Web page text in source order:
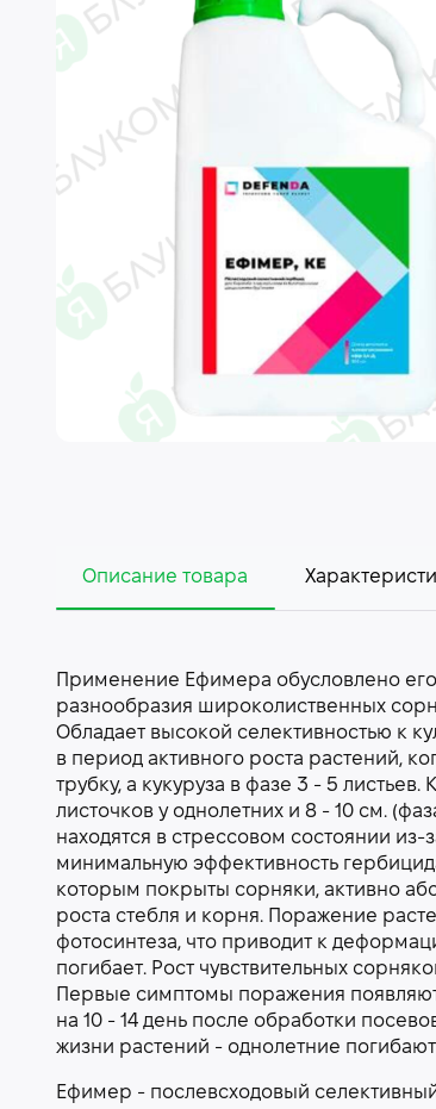
Описание товара
Применение Ефимера обусловлено
разнообразия широколиственных
Обладает высокой селективностью к
в период активного роста растений,
трубку, а кукуруза в фазе 3 - 5
листочков у однолетних и 8 - 10 см.
находятся в стрессовом состоянии
минимальную эффективность
которым покрыты сорняки, активно
роста стебля и корня. Поражение
фотосинтеза, что приводит к
погибает. Рост чувствительных
Первые симптомы поражения
на 10 - 14 день после обработки
жизни растений - однолетние
Ефимер - послевсходовый